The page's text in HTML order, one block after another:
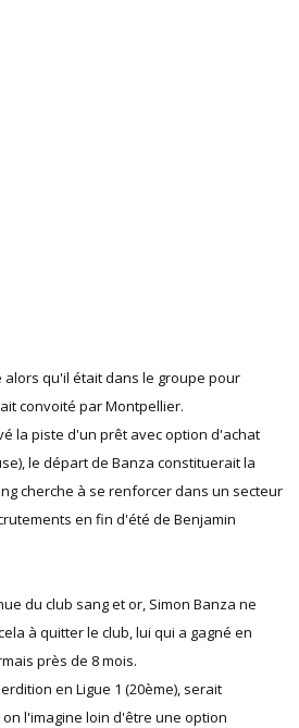
qu'il était dans le groupe pour
convoité par Montpellier.
la piste d'un prêt avec option d'achat
le départ de Banza constituerait la
cherche à se renforcer dans un secteur
en fin d'été de Benjamin
du club sang et or, Simon Banza ne
à quitter le club, lui qui a gagné en
près de 8 mois.
en Ligue 1 (20ème), serait
l'imagine loin d'être une option